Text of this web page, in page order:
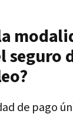
seguro
de pago